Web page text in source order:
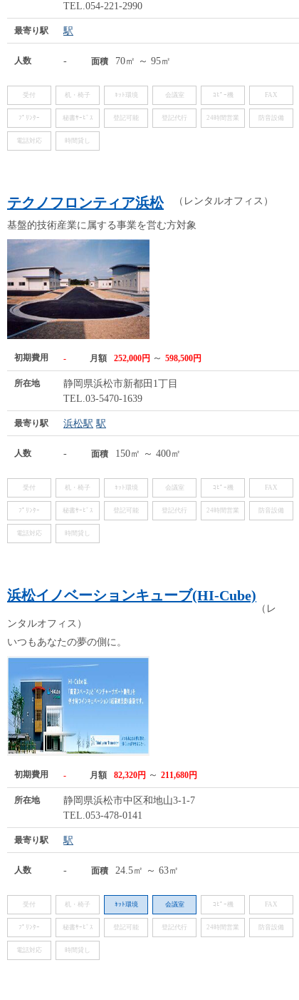
TEL.054-221-2990
最寄り駅 駅
人数 - 面積 70㎡ ～ 95㎡
受付 机・椅子 ﾈｯﾄ環境 会議室 ｺﾋﾟｰ機 FAX
ﾌﾟﾘﾝﾀｰ 秘書ｻｰﾋﾞｽ 登記可能 登記代行 24時間営業 防音設備
電話対応 時間貸し
テクノフロンティア浜松 （レンタルオフィス）
基盤的技術産業に属する事業を営む方対象
初期費用 - 月額 252,000円 ～ 598,500円
所在地
静岡県浜松市新都田1丁目
TEL.03-5470-1639
最寄り駅 浜松駅 駅
人数 - 面積 150㎡ ～ 400㎡
受付 机・椅子 ﾈｯﾄ環境 会議室 ｺﾋﾟｰ機 FAX
ﾌﾟﾘﾝﾀｰ 秘書ｻｰﾋﾞｽ 登記可能 登記代行 24時間営業 防音設備
電話対応 時間貸し
浜松イノベーションキューブ(HI-Cube)
（レ
ンタルオフィス）
いつもあなたの夢の側に。
初期費用 - 月額 82,320円 ～ 211,680円
所在地
静岡県浜松市中区和地山3-1-7
TEL.053-478-0141
最寄り駅 駅
人数 - 面積 24.5㎡ ～ 63㎡
受付 机・椅子 ﾈｯﾄ環境 会議室 ｺﾋﾟｰ機 FAX
ﾌﾟﾘﾝﾀｰ 秘書ｻｰﾋﾞｽ 登記可能 登記代行 24時間営業 防音設備
電話対応 時間貸し